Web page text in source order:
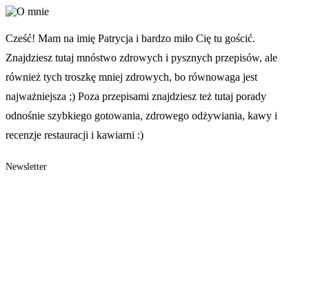
Cześć! Mam na imię Patrycja i bardzo miło Cię tu gościć.
Znajdziesz tutaj mnóstwo zdrowych i pysznych przepisów, ale
również tych troszkę mniej zdrowych, bo równowaga jest
najważniejsza ;) Poza przepisami znajdziesz też tutaj porady
odnośnie szybkiego gotowania, zdrowego odżywiania, kawy i
recenzje restauracji i kawiarni :)
Newsletter